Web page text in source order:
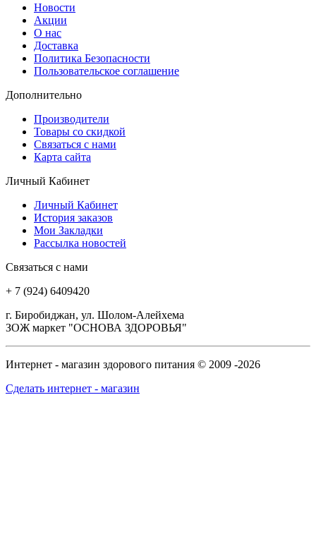
Новости
Акции
О нас
Доставка
Политика Безопасности
Пользовательское соглашение
Дополнительно
Производители
Товары со скидкой
Связаться с нами
Карта сайта
Личный Кабинет
Личный Кабинет
История заказов
Мои Закладки
Рассылка новостей
Связаться с нами
+ 7 (924) 6409420
г. Биробиджан, ул. Шолом-Алейхема
ЗОЖ маркет "ОСНОВА ЗДОРОВЬЯ"
Интернет - магазин здорового питания © 2009 -2026
Сделать интернет - магазин